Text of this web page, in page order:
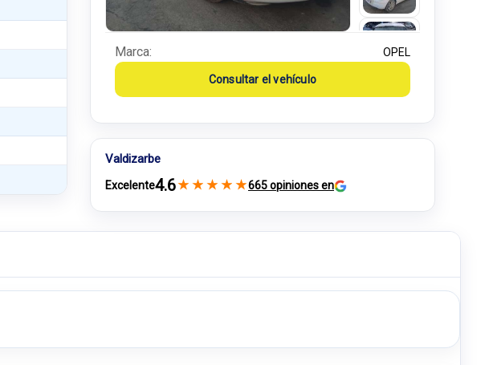
Marca: OPEL
Consultar el vehículo
Valdizarbe
Excelente4.6★ ★ ★ ★ ★665 opiniones en